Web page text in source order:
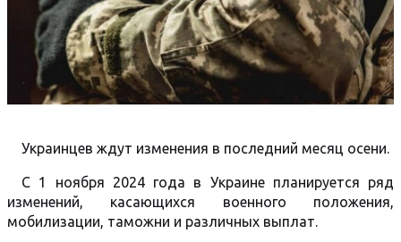
Украинцев ждут изменения в последний месяц осени.
С 1 ноября 2024 года в Украине планируется ряд
изменений, касающихся военного положения,
мобилизации, таможни и различных выплат.